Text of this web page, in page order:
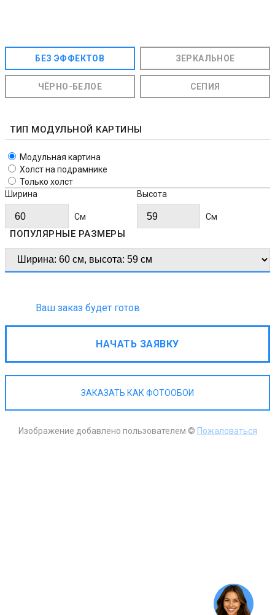
БЕЗ ЭФФЕКТОВ ЗЕРКАЛЬНОЕ
ЧЁРНО-БЕЛОЕ СЕПИЯ
ТИП МОДУЛЬНОЙ КАРТИНЫ
Модульная картина
Холст на подрамнике
Только холст
Ширина
Cм
Высота
Cм
ПОПУЛЯРНЫЕ РАЗМЕРЫ
Ваш заказ будет готов
НАЧАТЬ ЗАЯВКУ
ЗАКАЗАТЬ КАК ФОТООБОИ
Изображение добавлено пользователем © Пожаловаться